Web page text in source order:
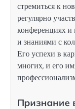
стремиться к
регулярно
конференциях и
и знаниями с
Его успехи в
многих, и его
Признание